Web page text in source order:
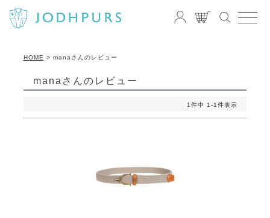
HOME manaさんのレビュー
manaさんのレビュー
1件中 1-1件表示